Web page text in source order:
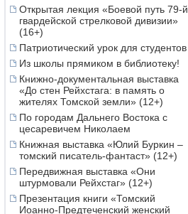
Открытая лекция «Боевой путь 79-й
гвардейской стрелковой дивизии»
(16+)
Патриотический урок для студентов
Из школы прямиком в библиотеку!
Книжно-документальная выставка
«До стен Рейхстага: в память о
жителях Томской земли» (12+)
По городам Дальнего Востока с
цесаревичем Николаем
Книжная выставка «Юлий Буркин –
томский писатель-фантаст» (12+)
Передвижная выставка «Они
штурмовали Рейхстаг» (12+)
Презентация книги «Томский
Иоанно-Предтеченский женский